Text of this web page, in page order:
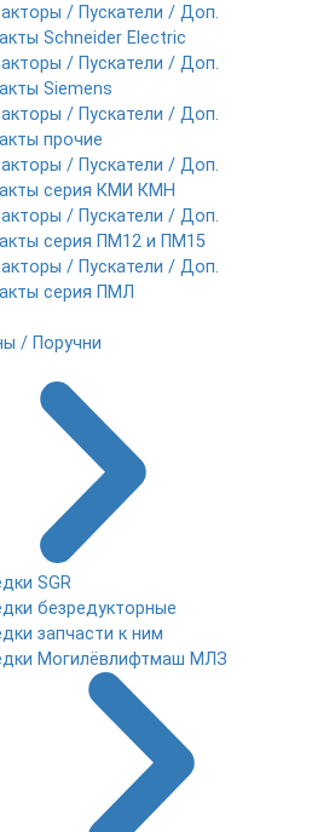
/ Пускатели / Доп.
Schneider Electric
/ Пускатели / Доп.
Siemens
/ Пускатели / Доп.
прочие
/ Пускатели / Доп.
серия КМИ КМН
/ Пускатели / Доп.
серия ПМ12 и ПМ15
/ Пускатели / Доп.
серия ПМЛ
/ Поручни
SGR
безредукторные
запчасти к ним
Могилёвлифтмаш МЛЗ